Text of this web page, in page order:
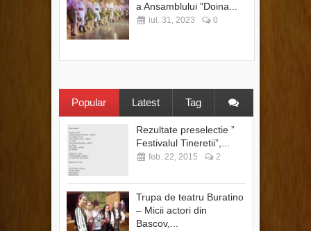
a Ansamblului ”Doina...
iul. 31, 2023 0
Popular Latest Tag
Rezultate preselectie ”
Festivalul Tineretii”,...
feb. 22, 2015 2
Trupa de teatru Buratino
– Micii actori din
Bascov,...